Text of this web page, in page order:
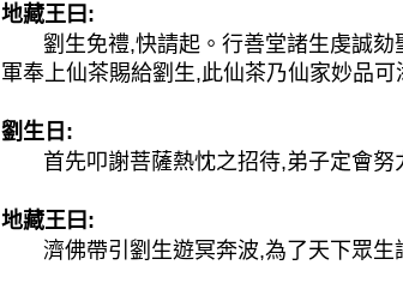
地藏王曰:
劉生免禮,快請起。行善堂諸生虔誠劾
軍奉上仙茶賜給劉生,此仙茶乃仙家妙品
劉生日:
首先叩謝菩薩熱忱之招待,弟子定會努
地藏王曰:
濟佛帶引劉生遊冥奔波,為了天下眾生